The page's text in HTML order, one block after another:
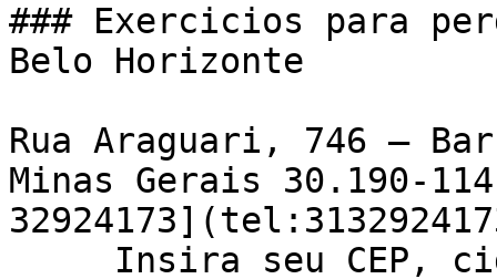
### Exercicios para
Belo Horizonte
Rua Araguari, 746 –
Minas Gerais 30.190-